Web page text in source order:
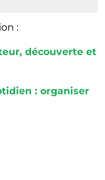
:
découverte et
: organiser